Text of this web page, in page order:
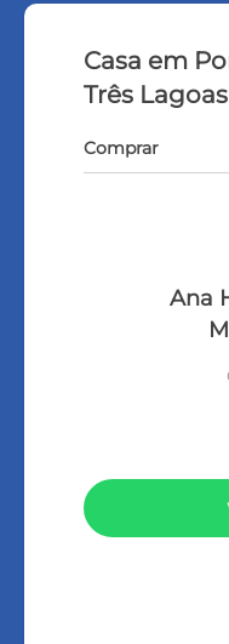
Casa em
Três
Comprar
Ana